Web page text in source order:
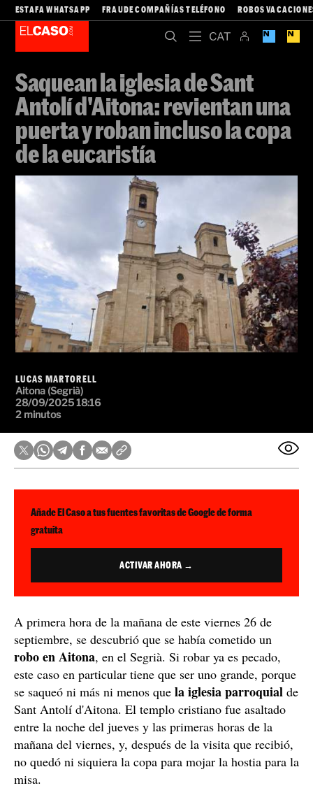
ESTAFA WHATSAPP FRAUDE COMPAÑÍAS TELÉFONO ROBOS
Saquean la iglesia de Sant
Antolí d'Aitona: revientan una
puerta y roban incluso la copa
de la eucaristía
LUCAS MARTORELL
Aitona (Segrià)
28/09/2025 18:16
2 minutos
Añade El Caso a tus fuentes favoritas de Google de forma
gratuita
ACTIVAR AHORA →
A primera hora de la mañana de este viernes 26 de
septiembre, se descubrió que se había cometido un
robo en Aitona, en el Segrià. Si robar ya es pecado,
este caso en particular tiene que ser uno grande, porque
se saqueó ni más ni menos que la iglesia parroquial de
Sant Antolí d'Aitona. El templo cristiano fue asaltado
entre la noche del jueves y las primeras horas de la
mañana del viernes, y, después de la visita que recibió,
no quedó ni siquiera la copa para mojar la hostia para la
misa.